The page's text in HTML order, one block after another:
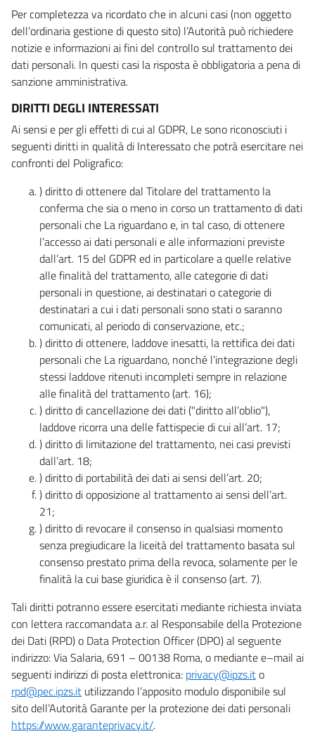
Per completezza va ricordato che in alcuni casi (non oggetto
dell’ordinaria gestione di questo sito) l’Autorità può richiedere
notizie e informazioni ai fini del controllo sul trattamento dei
dati personali. In questi casi la risposta è obbligatoria a pena di
sanzione amministrativa.
DIRITTI DEGLI INTERESSATI
Ai sensi e per gli effetti di cui al GDPR, Le sono riconosciuti i
seguenti diritti in qualità di Interessato che potrà esercitare nei
confronti del Poligrafico:
) diritto di ottenere dal Titolare del trattamento la
conferma che sia o meno in corso un trattamento di dati
personali che La riguardano e, in tal caso, di ottenere
l’accesso ai dati personali e alle informazioni previste
dall’art. 15 del GDPR ed in particolare a quelle relative
alle finalità del trattamento, alle categorie di dati
personali in questione, ai destinatari o categorie di
destinatari a cui i dati personali sono stati o saranno
comunicati, al periodo di conservazione, etc.;
) diritto di ottenere, laddove inesatti, la rettifica dei dati
personali che La riguardano, nonché l’integrazione degli
stessi laddove ritenuti incompleti sempre in relazione
alle finalità del trattamento (art. 16);
) diritto di cancellazione dei dati ("diritto all’oblio"),
laddove ricorra una delle fattispecie di cui all’art. 17;
) diritto di limitazione del trattamento, nei casi previsti
dall’art. 18;
) diritto di portabilità dei dati ai sensi dell’art. 20;
) diritto di opposizione al trattamento ai sensi dell’art.
21;
) diritto di revocare il consenso in qualsiasi momento
senza pregiudicare la liceità del trattamento basata sul
consenso prestato prima della revoca, solamente per le
finalità la cui base giuridica è il consenso (art. 7).
Tali diritti potranno essere esercitati mediante richiesta inviata
con lettera raccomandata a.r. al Responsabile della Protezione
dei Dati (RPD) o Data Protection Officer (DPO) al seguente
indirizzo: Via Salaria, 691 – 00138 Roma, o mediante e–mail ai
seguenti indirizzi di posta elettronica: privacy@ipzs.ito
rpd@pec.ipzs.it utilizzando l’apposito modulo disponibile sul
sito dell’Autorità Garante per la protezione dei dati personali
https://www.garanteprivacy.it/.